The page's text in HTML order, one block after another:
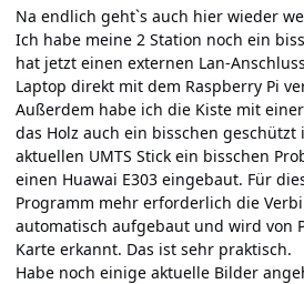
Na endlich geht`s auch hier wieder
Ich habe meine 2 Station noch ein
hat jetzt einen externen Lan-
Laptop direkt mit dem Raspberry Pi
Außerdem habe ich die Kiste mit
das Holz auch ein bisschen geschützt
aktuellen UMTS Stick ein bisschen
einen Huawai E303 eingebaut. Für
Programm mehr erforderlich die
automatisch aufgebaut und wird von
Karte erkannt. Das ist sehr praktisch.
Habe noch einige aktuelle Bilder